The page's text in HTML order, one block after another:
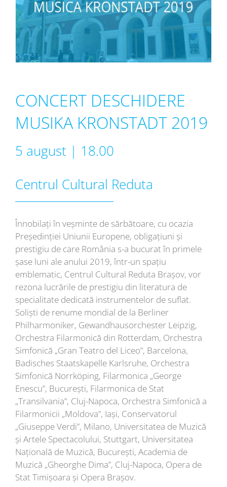
CONCERT DESCHIDERE
MUSIKA KRONSTADT 2019
5 august | 18.00
Centrul Cultural Reduta
Înnobilați în veșminte de sărbătoare, cu ocazia
Președinției Uniunii Europene, obligațiuni și
prestigiu de care România s-a bucurat în primele
șase luni ale anului 2019, într-un spațiu
emblematic, Centrul Cultural Reduta Brașov, vor
rezona lucrările de prestigiu din literatura de
specialitate dedicată instrumentelor de suflat.
Soliști de renume mondial de la Berliner
Philharmoniker, Gewandhausorchester Leipzig,
Orchestra Filarmonică din Rotterdam, Orchestra
Simfonică „Gran Teatro del Liceo”, Barcelona,
Badisches Staatskapelle Karlsruhe, Orchestra
Simfonică Norrköping, Filarmonica „George
Enescu”, București, Filarmonica de Stat
„Transilvania”, Cluj-Napoca, Orchestra Simfonică a
Filarmonicii „Moldova”, Iași, Conservatorul
„Giuseppe Verdi”, Milano, Universitatea de Muzică
și Artele Spectacolului, Stuttgart, Universitatea
Națională de Muzică, București, Academia de
Muzică „Gheorghe Dima”, Cluj-Napoca, Opera de
Stat Timișoara și Opera Brașov.